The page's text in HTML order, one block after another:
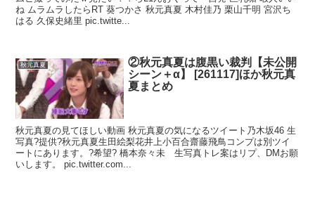
ね ムラムラしたらRT 葵つかさ 秋元真夏 木村佳乃 栗山千明 宮沢ち
はる 久保史緒里 pic.twitte...
秋元真夏
②秋元真夏は腹黒い裁判【未公開
シーン＋α】 [261117]ほか秋元真
夏まとめ
秋元真夏の見てほしい動画 秋元真夏の気になるツイート乃木坂46 生
写真?提供?秋元真夏生田絵梨花井上小百合齋藤飛鳥コンプは別ツイ
ートにあります。?希望? 橋本奈々未 生写真トレ案はリプ、DMお願
いします。 pic.twitter.com...